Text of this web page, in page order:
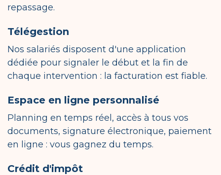
repassage.
Télégestion
Nos salariés disposent d'une application
dédiée pour signaler le début et la fin de
chaque intervention : la facturation est fiable.
Espace en ligne personnalisé
Planning en temps réel, accès à tous vos
documents, signature électronique, paiement
en ligne : vous gagnez du temps.
Crédit d'impôt